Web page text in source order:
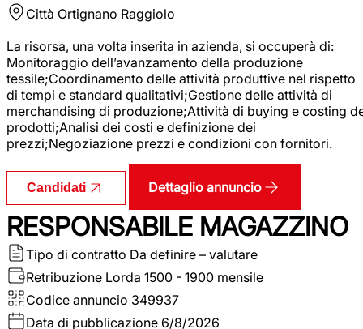
Città Ortignano Raggiolo
La risorsa, una volta inserita in azienda, si occuperà di:
Monitoraggio dell’avanzamento della produzione
tessile;Coordinamento delle attività produttive nel rispetto
di tempi e standard qualitativi;Gestione delle attività di
merchandising di produzione;Attività di buying e costing
prodotti;Analisi dei costi e definizione dei
prezzi;Negoziazione prezzi e condizioni con fornitori.
Candidati Dettaglio annuncio
RESPONSABILE MAGAZZINO
Tipo di contratto Da definire – valutare
Retribuzione Lorda 1500 - 1900 mensile
Codice annuncio 349937
Data di pubblicazione 6/8/2026